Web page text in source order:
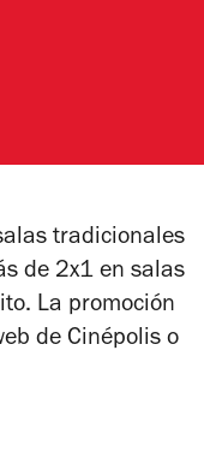
tradicionales
de 2x1 en salas
La promoción
de Cinépolis o